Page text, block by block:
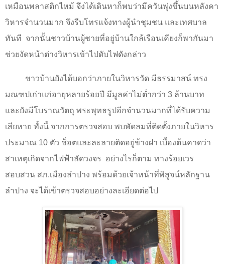
เหมือนพลาสติกไหม้ จึงได้เดินหาก็พบว่ามีควันพุ่งขึ้นบนหลังคา
วิหารจำนวนมาก จึงรีบโทรแจ้งทางผู้นำชุมชน และเทศบาล
ทันที จากนั้นชาวบ้านผู้ชายที่อยู่บ้านใกล้เรือนเคียงก็พากันมา
ช่วยงัดหน้าต่างวิหารเข้าไปดับไฟดังกล่าว
ชาวบ้านยังได้บอกว่าภายในวิหารวัด มีธรรมาสน์ ทรง
มณฑปเก่าแก่อายุหลายร้อยปี มีมูลค่าไม่ต่ำกว่า 3 ล้านบาท
และยังมีโบราณวัตถุ พระพุทธรูปอีกจำนวนมากที่ได้รับความ
เสียหาย ทั้งนี้ จากการตรวจสอบ พบพัดลมที่ติดตั้งภายในวิหาร
ประมาณ 10 ตัว ช็อตและละลายติดอยู่ข้างฝา เบื้องต้นคาดว่า
สาเหตุเกิดจากไฟฟ้าลัดวงจร อย่างไรก็ตาม ทางร้อยเวร
สอบสวน สภ.เมืองลำปาง พร้อมด้วยเจ้าหน้าที่พิสูจน์หลักฐาน
ลำปาง จะได้เข้าตรวจสอบอย่างละเอียดต่อไป